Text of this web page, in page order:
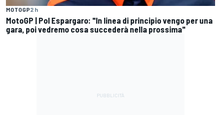
MOTOGP2 h
MotoGP | Pol Espargaro: "In linea di principio vengo per una
gara, poi vedremo cosa succederà nella prossima"